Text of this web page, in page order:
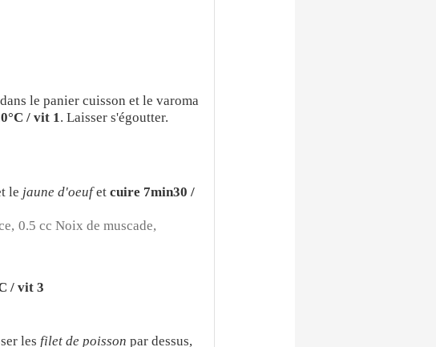
dans le panier cuisson et le varoma
/ vit 1. Laisser s'égoutter.
le jaune d'oeufetcuire 7min30 /
0.5 cc Noix de muscade,
/ vit 3
les filet de poisson par dessus,